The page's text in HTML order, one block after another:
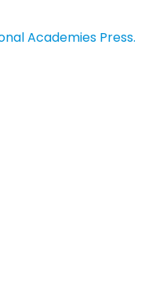
Academies Press.